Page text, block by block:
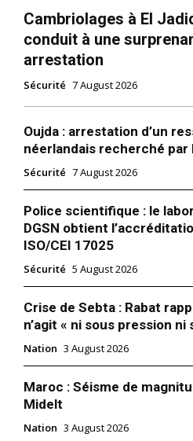
Cambriolages à El
conduit à une
arrestation
Sécurité 7 August 2026
Oujda : arrestation d’un
néerlandais recherché
Sécurité 7 August 2026
Police scientifique : le
DGSN obtient
ISO/CEI 17025
Sécurité 5 August 2026
Crise de Sebta : Rabat
n’agit « ni sous pression ni
Nation 3 August 2026
Maroc : Séisme de
Midelt
Nation 3 August 2026